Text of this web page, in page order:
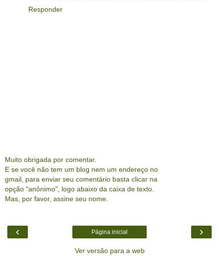
Responder
Muito obrigada por comentar.
E se você não tem um blog nem um endereço no
gmail, para enviar seu comentário basta clicar na
opção "anônimo", logo abaixo da caixa de texto.
Mas, por favor, assine seu nome.
‹ ›
Página inicial
Ver versão para a web